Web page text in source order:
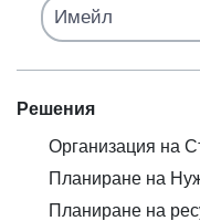
Имейл
Решения
Организация на
Планиране на
Планиране на